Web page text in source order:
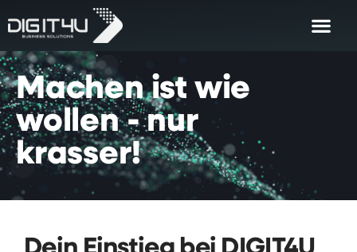
Machen ist wie
wollen - nur
krasser!